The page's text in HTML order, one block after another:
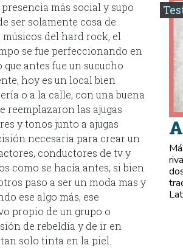
más social y supo
ser solamente cosa de
del hard rock, el
se fue perfeccionando en
antes fue un sucucho
hoy es un local bien
o a la calle, con una buena
reemplazaron las ajugas
y tonos junto a ajugas
necesaria para crear un
conductores de tv y
como se hacía antes, si bien
paso a ser un moda mas y
ese algo más, ese
propio de un grupo o
de rebeldía y de ir en
solo tinta en la piel.